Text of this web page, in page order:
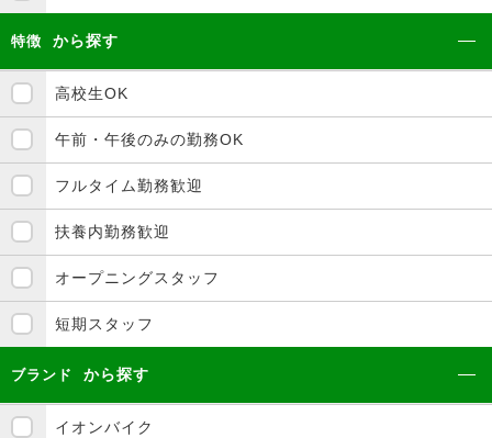
特徴 から探す
高校生OK
午前・午後のみの勤務OK
フルタイム勤務歓迎
扶養内勤務歓迎
オープニングスタッフ
短期スタッフ
ブランド から探す
イオンバイク